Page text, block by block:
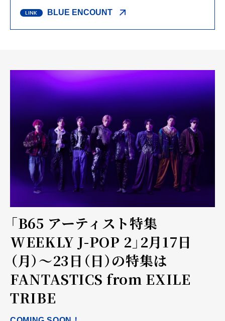
BLUE ENCOUNT
「B65 アーティスト特集
WEEKLY J-POP 2」2月17日
（月）～23日（日）の特集は
FANTASTICS from EXILE
TRIBE